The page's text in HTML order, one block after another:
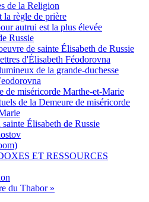
de la Religion
la règle de prière
autrui est la plus élevée
Russie
de sainte Élisabeth de Russie
d'Élisabeth Féodorovna
de la grande-duchesse
de miséricorde Marthe-et-Marie
de la Demeure de miséricorde
sainte Élisabeth de Russie
ET RESSOURCES
du Thabor »